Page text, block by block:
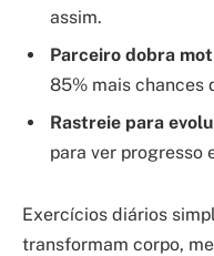
assim.
Parceiro dobra
85% mais chances
Rastreie para
para ver progresso
Exercícios diários
transformam corpo,